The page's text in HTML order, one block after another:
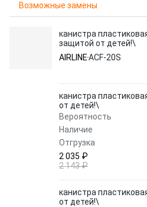
Возможные замены
канистра
защитой от детей!\
AIRLINEACF-20S
канистра
от детей!\
Вероятность
Наличие
Отгрузка
2 035 ₽
2 143 ₽
канистра
от детей!\